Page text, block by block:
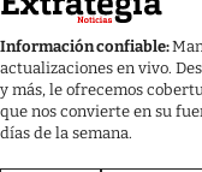
Información confiable:
actualizaciones en vivo.
y más, le ofrecemos
que nos convierte en su
días de la semana.